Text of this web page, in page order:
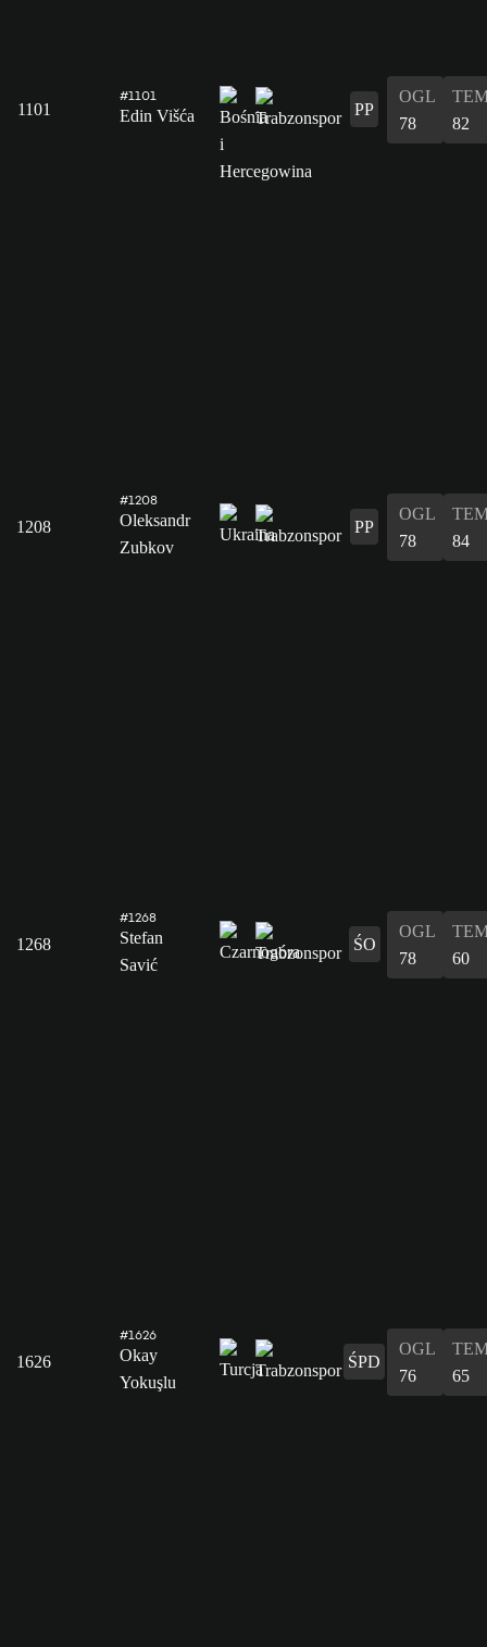
1101
#1101
Edin Višća PP
OGL
78
82
1208
#1208
Oleksandr
Zubkov
PP
OGL
78
84
1268
#1268
Stefan
Savić
ŚO
OGL
78
60
1626
#1626
Okay
Yokuşlu
ŚPD
OGL
76
65